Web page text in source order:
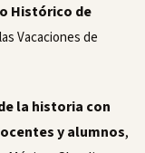
Histórico de
Vacaciones de
la historia con
y alumnos,